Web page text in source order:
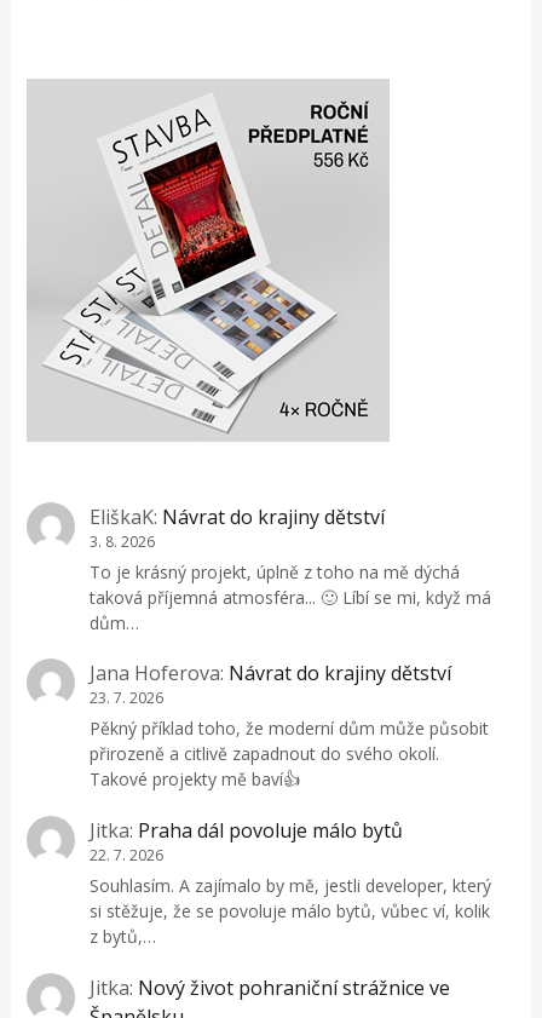
EliškaK: Návrat do krajiny dětství
3. 8. 2026
To je krásný projekt, úplně z toho na mě dýchá
taková příjemná atmosféra... 🙂 Líbí se mi, když má
dům…
Jana Hoferova: Návrat do krajiny dětství
23. 7. 2026
Pěkný příklad toho, že moderní dům může působit
přirozeně a citlivě zapadnout do svého okolí.
Takové projekty mě baví👍
Jitka: Praha dál povoluje málo bytů
22. 7. 2026
Souhlasím. A zajímalo by mě, jestli developer, který
si stěžuje, že se povoluje málo bytů, vůbec ví, kolik
z bytů,…
Jitka: Nový život pohraniční strážnice ve